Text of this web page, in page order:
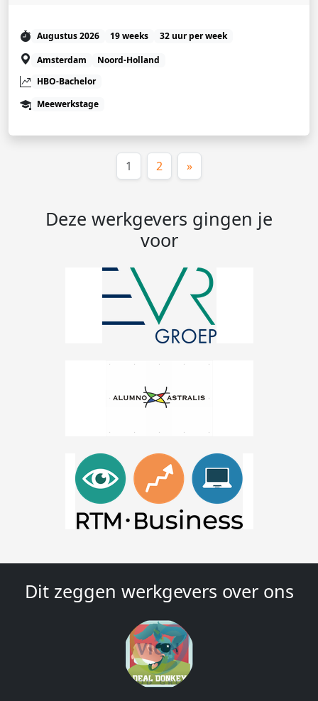
Augustus 2026 19 weeks
32 uur per week
Amsterdam
Noord-Holland
HBO-Bachelor
Meewerkstage
1 (huidige)
2 »
Deze werkgevers gingen je
voor
Dit zeggen werkgevers over ons